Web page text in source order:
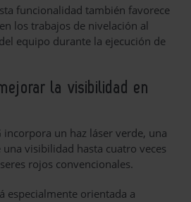
funcionalidad también favorece
los trabajos de nivelación al
equipo durante la ejecución de
la visibilidad en
incorpora un haz láser verde, una
visibilidad hasta cuatro veces
rojos convencionales.
especialmente orientada a